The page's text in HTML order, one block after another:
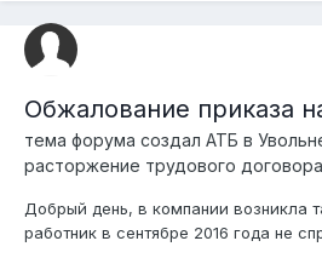
Обжалование приказа
тема форума создал АТБ в
расторжение трудового договора
Добрый день, в компании возникла
работник в сентябре 2016 года не